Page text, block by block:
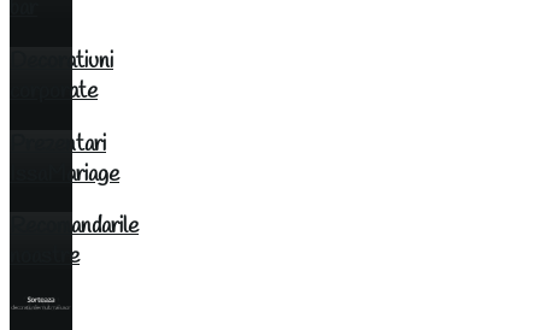
Decoratiuni
corporate
Prezentari
IssaMariage
Recomandarile
noastre